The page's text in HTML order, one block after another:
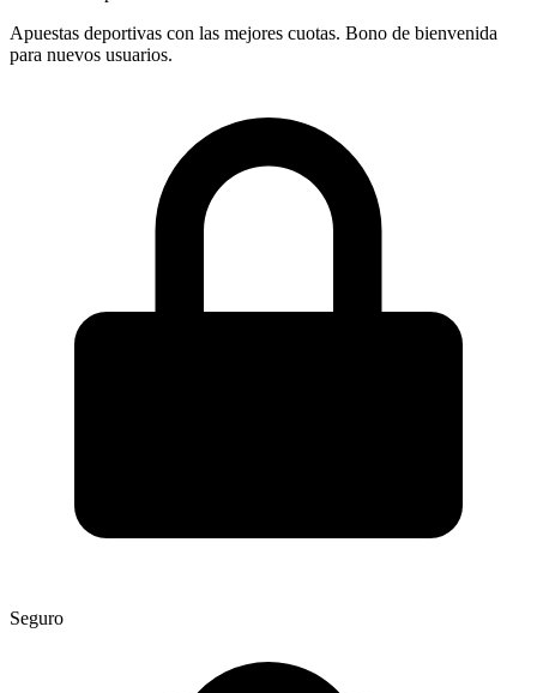
Apuestas deportivas con las mejores cuotas. Bono de bienvenida
para nuevos usuarios.
Seguro